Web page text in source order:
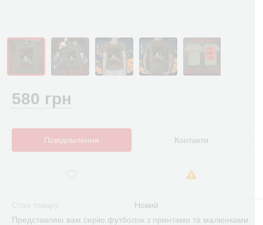
580 грн
Повідомлення Контакти
Новий
Представляю вам серію футболок з принтами та малюнками